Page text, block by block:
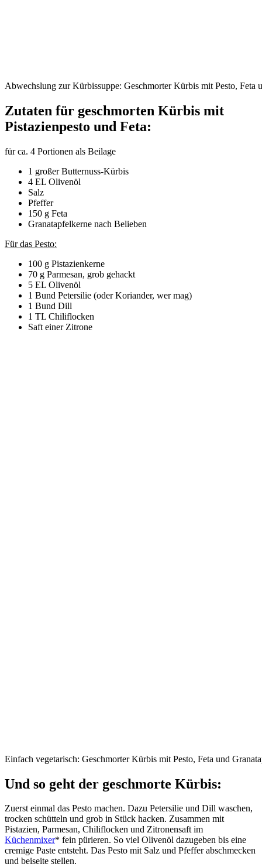
Abwechslung zur Kürbissuppe: Geschmorter Kürbis mit Pesto, Feta
Zutaten für geschmorten Kürbis mit
Pistazienpesto und Feta:
für ca. 4 Portionen als Beilage
1 großer Butternuss-Kürbis
4 EL Olivenöl
Salz
Pfeffer
150 g Feta
Granatapfelkerne nach Belieben
Für das Pesto:
100 g Pistazienkerne
70 g Parmesan, grob gehackt
5 EL Olivenöl
1 Bund Petersilie (oder Koriander, wer mag)
1 Bund Dill
1 TL Chiliflocken
Saft einer Zitrone
Einfach vegetarisch: Geschmorter Kürbis mit Pesto, Feta und
Und so geht der geschmorte Kürbis:
Zuerst einmal das Pesto machen. Dazu Petersilie und Dill waschen,
trocken schütteln und grob in Stück hacken. Zusammen mit
Pistazien, Parmesan, Chiliflocken und Zitronensaft im
Küchenmixer* fein pürieren. So viel Olivenöl dazugeben bis eine
cremige Paste entsteht. Das Pesto mit Salz und Pfeffer abschmecken
und beiseite stellen.